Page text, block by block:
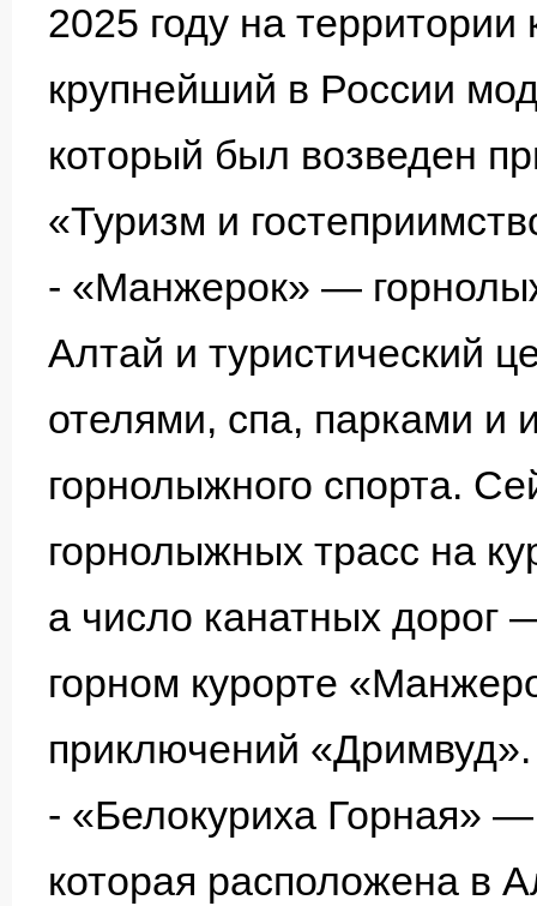
2025 году на территории
крупнейший в России
который был возведен
«Туризм и
- «Манжерок» —
Алтай и туристический
отелями, спа, парками и
горнолыжного спорта.
горнолыжных трасс на
а число канатных
горном курорте
приключений «Дримвуд».
- «Белокуриха Горная» —
которая расположена в